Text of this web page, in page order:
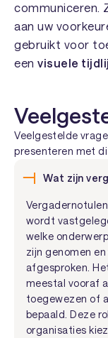
communiceren.
aan uw
gebruikt voor
eenvisuele
Veelgestelde
presenteren met
Wat zijn
wordt
welke
zijn genomen
afgesproken.
meestal vooraf
toegewezen of
bepaald. Deze
organisaties